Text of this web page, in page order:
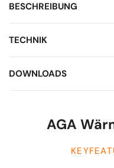
BESCHREIBUNG
TECHNIK
DOWNLOADS
AGA